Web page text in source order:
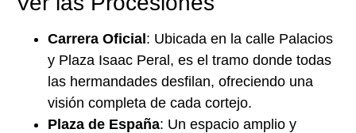
Carrera Oficial: Ubicada en la calle Palacios
y Plaza Isaac Peral, es el tramo donde todas
las hermandades desfilan, ofreciendo una
visión completa de cada cortejo.​
Plaza de España: Un espacio amplio y